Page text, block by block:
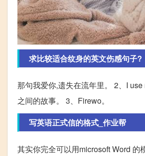
求比较适合纹身的英文伤感句子?
那句我爱你,遗失在流年里。 2、I
之间的故事。 3、Firewo。
写英语正式信的格式_作业帮
其实你完全可以用microsoft Word